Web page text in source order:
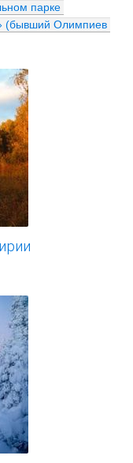
парке
(бывший Олимпиев